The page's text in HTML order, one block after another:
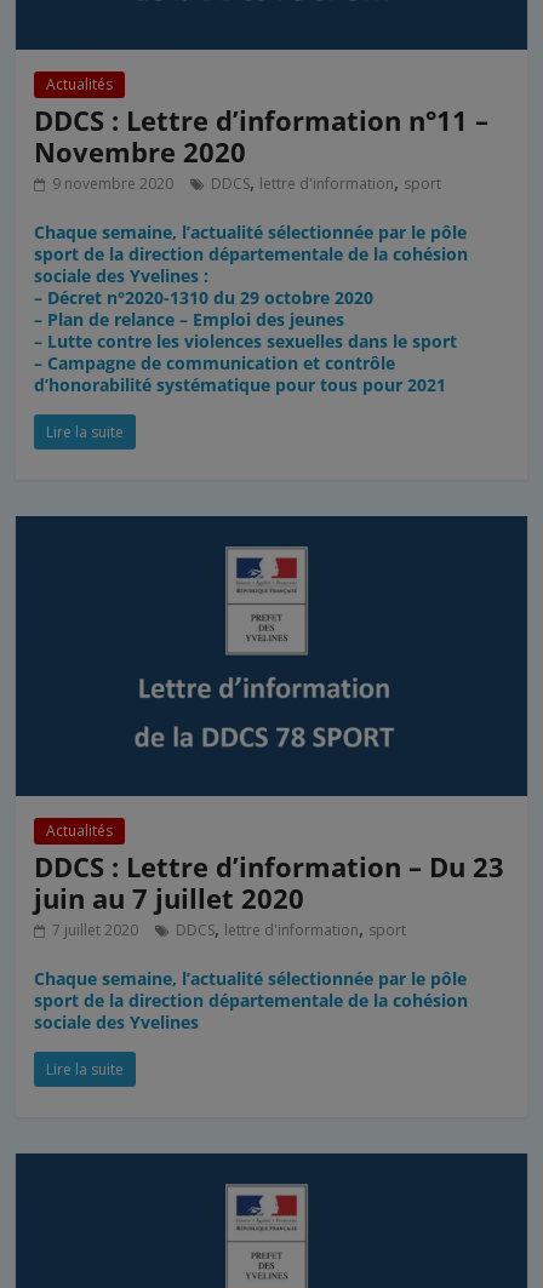
Actualités
DDCS : Lettre d’information n°11 –
Novembre 2020
9 novembre 2020 DDCS, lettre d'information, sport
Chaque semaine, l’actualité sélectionnée par le pôle
sport de la direction départementale de la cohésion
sociale des Yvelines :
– Décret n°2020-1310 du 29 octobre 2020
– Plan de relance – Emploi des jeunes
– Lutte contre les violences sexuelles dans le sport
– Campagne de communication et contrôle
d’honorabilité systématique pour tous pour 2021
Lire la suite
Actualités
DDCS : Lettre d’information – Du 23
juin au 7 juillet 2020
7 juillet 2020 DDCS, lettre d'information, sport
Chaque semaine, l’actualité sélectionnée par le pôle
sport de la direction départementale de la cohésion
sociale des Yvelines
Lire la suite